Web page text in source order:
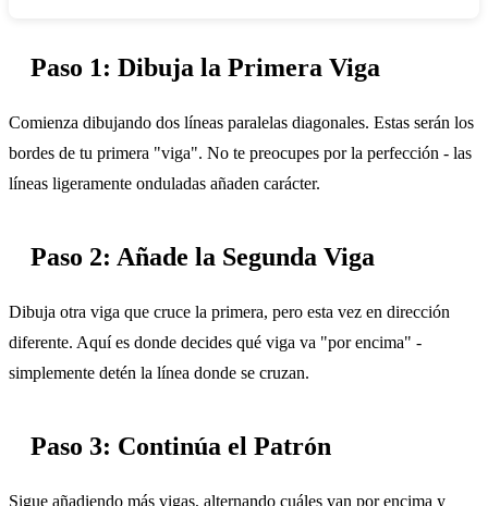
Paso 1: Dibuja la Primera Viga
Comienza dibujando dos líneas paralelas diagonales. Estas serán los
bordes de tu primera "viga". No te preocupes por la perfección - las
líneas ligeramente onduladas añaden carácter.
Paso 2: Añade la Segunda Viga
Dibuja otra viga que cruce la primera, pero esta vez en dirección
diferente. Aquí es donde decides qué viga va "por encima" -
simplemente detén la línea donde se cruzan.
Paso 3: Continúa el Patrón
Sigue añadiendo más vigas, alternando cuáles van por encima y